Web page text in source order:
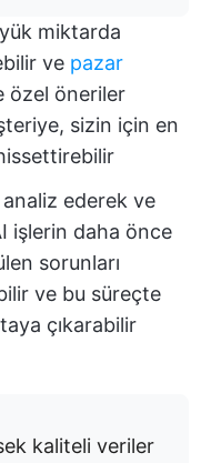
miktarda
ve pazar
özel öneriler
sizin için en
analiz ederek ve
işlerin daha önce
sorunları
ve bu süreçte
çıkarabilir
kaliteli veriler